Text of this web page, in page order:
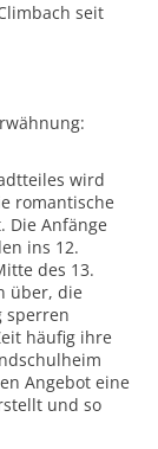
seit
wird
romantische
Die Anfänge
ins 12.
des 13.
über, die
sperren
häufig ihre
Angebot eine
und so